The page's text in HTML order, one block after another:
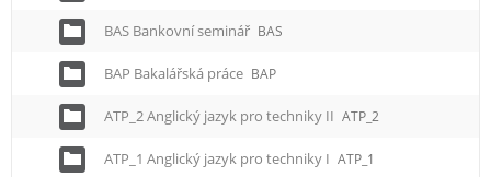
BAS Bankovní seminář BAS
BAP Bakalářská práce BAP
ATP_2 Anglický jazyk pro techniky II ATP_2
ATP_1 Anglický jazyk pro techniky I ATP_1